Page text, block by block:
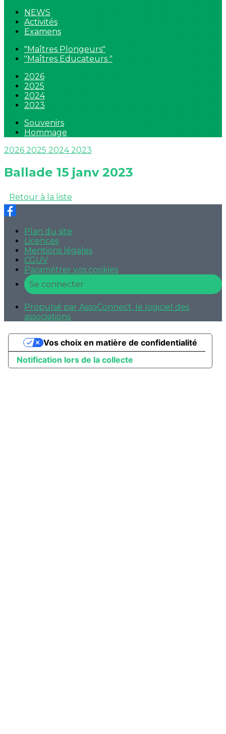
NEWS
Activités
Examens
"Maîtres Plongeurs"
"Maîtres Educateurs "
2026
2025
2024
2023
Souvenirs
Hommage
2026 2025 20242023
Ballade 15 janv 2023
Retour à la liste
Plan du site
Licences
Mentions légales
CGUV
Paramétrer vos cookies
Se connecter
Propulsé par AssoConnect, le logiciel des
associations
Notification lors de la collecte
Vos choix en matière de confidentialité